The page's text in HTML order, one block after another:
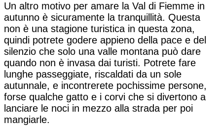
Un altro motivo per amare la Val di Fiemme in
autunno è sicuramente la tranquillità. Questa
non è una stagione turistica in questa zona,
quindi potrete godere appieno della pace e del
silenzio che solo una valle montana può dare
quando non è invasa dai turisti. Potrete fare
lunghe passeggiate, riscaldati da un sole
autunnale, e incontrerete pochissime persone,
forse qualche gatto e i corvi che si divertono a
lanciare le noci in mezzo alla strada per poi
mangiarle.